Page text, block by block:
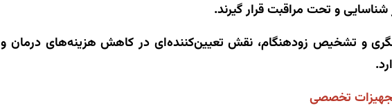
و تحت مراقبت قرار گیرند.
و تشخیص زودهنگام، نقش تعیین‌کننده‌ای در کاهش هزینه‌های درمان و
تخصصی